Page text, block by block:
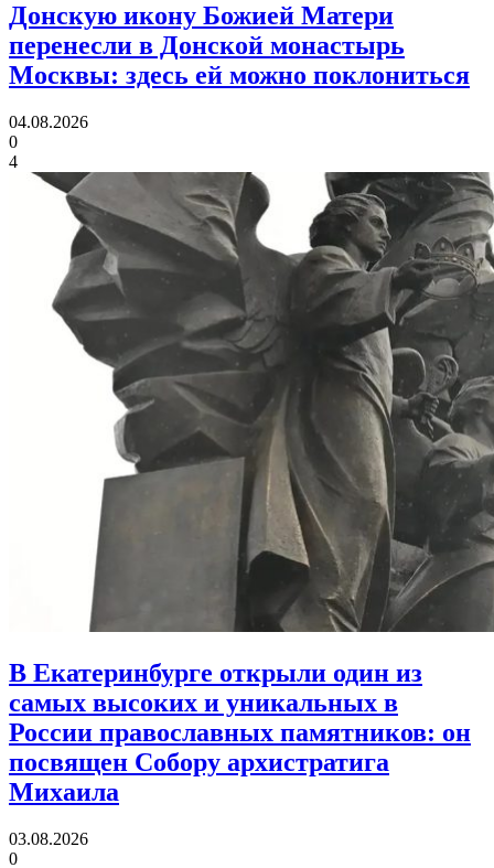
Донскую икону Божией Матери
перенесли в Донской монастырь
Москвы: здесь ей можно поклониться
04.08.2026
0
4
В Екатеринбурге открыли один из
самых высоких и уникальных в
России православных памятников: он
посвящен Собору архистратига
Михаила
03.08.2026
0